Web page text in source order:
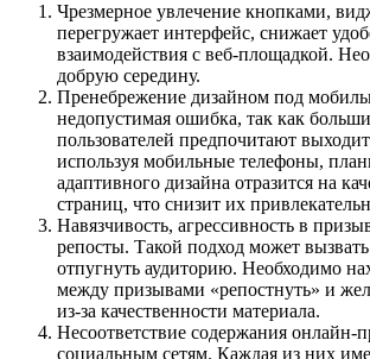
Чрезмерное увлечение кнопками,
перегружает интерфейс, снижает
взаимодействия с веб-площадкой.
добрую середину.
Пренебрежение дизайном под
недопустимая ошибка, так как
пользователей предпочитают
используя мобильные телефоны,
адаптивного дизайна отразится на
страниц, что снизит их
Навязчивость, агрессивность в
репосты. Такой подход может
отпугнуть аудиторию. Необходимо
между призывами «репостнуть» и
из-за качественности материала.
Несоответствие содержания онлайн-
социальным сетям. Каждая из них